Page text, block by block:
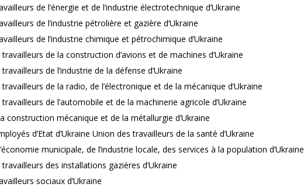
de l’énergie et de l’industrie électrotechnique d’Ukraine
de l’industrie pétrolière et gazière d’Ukraine
de l’industrie chimique et pétrochimique d’Ukraine
de la construction d’avions et de machines d’Ukraine
de l’industrie de la défense d’Ukraine
de la radio, de l’électronique et de la mécanique d’Ukraine
de l’automobile et de la machinerie agricole d’Ukraine
construction mécanique et de la métallurgie d’Ukraine
d’Etat d’Ukraine Union des travailleurs de la santé d’Ukraine
municipale, de l’industrie locale, des services à la population d’Ukraine
des installations gazières d’Ukraine
sociaux d’Ukraine